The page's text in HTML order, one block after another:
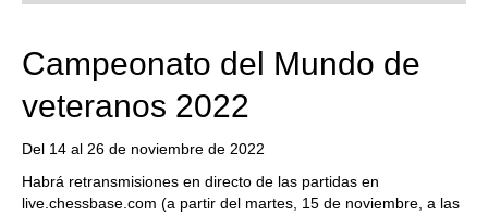
train more efficiently, intelligently and with a
Campeonato del Mundo de
veteranos 2022
Del 14 al 26 de noviembre de 2022
Habrá retransmisiones en directo de las partidas en
live.chessbase.com (a partir del martes, 15 de noviembre, a las